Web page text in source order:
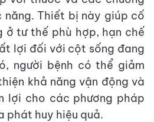
Thiết bị này giúp cố
ở tư thế phù hợp, hạn chế
lợi đối với cột sống đang
người bệnh có thể giảm
khả năng vận động và
lợi cho các phương pháp
phát huy hiệu quả.